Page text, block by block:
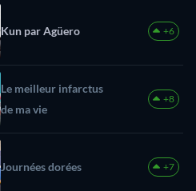
Kun par Agüero +6
Le meilleur infarctus
de ma vie
+8
Journées dorées +7